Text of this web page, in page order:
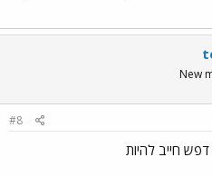
New
#8
חייב להיות